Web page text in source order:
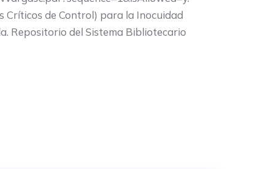
Críticos de Control) para la Inocuidad
Repositorio del Sistema Bibliotecario